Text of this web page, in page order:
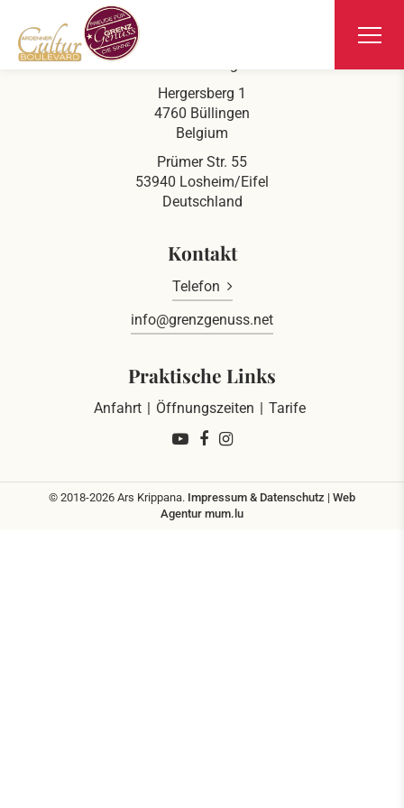
Direkt an der deutsch belgischen Grenze
Hergersberg 1
4760 Büllingen
Belgium
Prümer Str. 55
53940 Losheim/Eifel
Deutschland
Kontakt
Telefon
info@grenzgenuss.net
Praktische Links
Anfahrt Öffnungszeiten Tarife
© 2018-2026 Ars Krippana. Impressum & Datenschutz | Web
Agentur mum.lu